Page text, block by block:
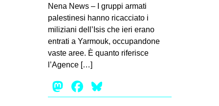
Nena News – I gruppi armati
palestinesi hanno ricacciato i
miliziani dell’Isis che ieri erano
entrati a Yarmouk, occupandone
vaste aree. È quanto riferisce
l’Agence […]
Mastodon
Facebook